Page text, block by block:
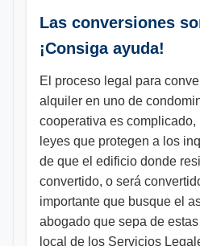
Las conversiones
¡Consiga ayuda!
El proceso legal para
alquiler en uno de
cooperativa es
leyes que protegen a los
de que el edificio donde
convertido, o será
importante que busque el
abogado que sepa de
local de los Servicios